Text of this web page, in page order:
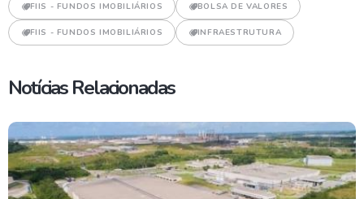
FIIS - FUNDOS IMOBILIÁRIOS BOLSA DE VALORES
FIIS - FUNDOS IMOBILIÁRIOS INFRAESTRUTURA
Notícias Relacionadas